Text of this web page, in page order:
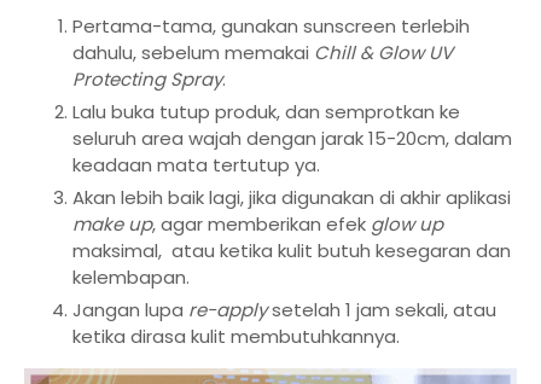
Pertama-tama, gunakan sunscreen terlebih
dahulu, sebelum memakai Chill & Glow UV
Protecting Spray.
Lalu buka tutup produk, dan semprotkan ke
seluruh area wajah dengan jarak 15-20cm, dalam
keadaan mata tertutup ya.
Akan lebih baik lagi, jika digunakan di akhir aplikasi
make up, agarmemberikan efek glow up
maksimal, atau ketika kulit butuh kesegaran dan
kelembapan.
Jangan lupa re-applysetelah 1 jam sekali, atau
ketika dirasa kulit membutuhkannya.